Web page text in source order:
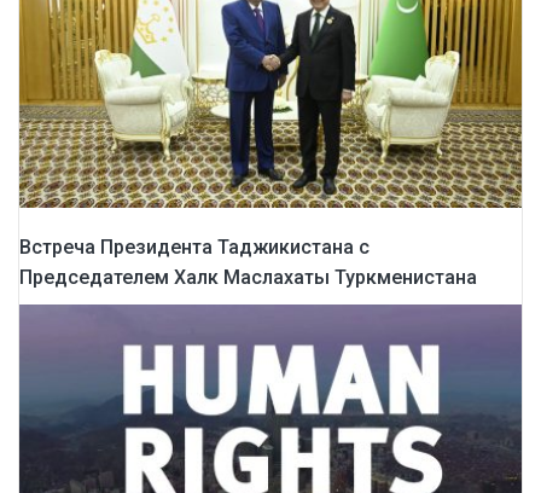
Встреча Президента Таджикистана с
Председателем Халк Маслахаты Туркменистана